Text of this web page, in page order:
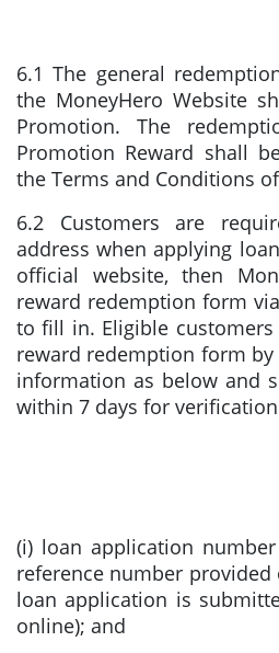
6.1 The general
the MoneyHero Website
Promotion. The
Promotion Reward shall
the Terms and Conditions
6.2 Customers are
address when applying
official website, then
reward redemption form
to fill in. Eligible
reward redemption form
information as below and
within 7 days for
(i) loan application
reference number
loan application is
online); and